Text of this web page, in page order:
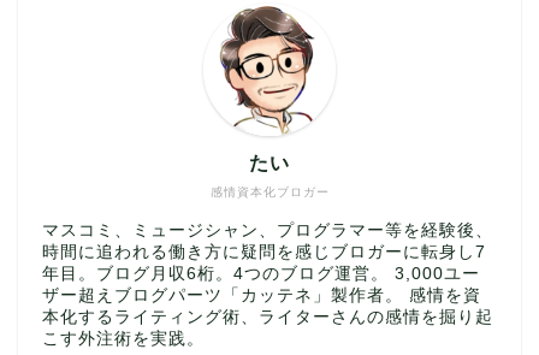
感情資本化ブロガー
たい
マスコミ、ミュージシャン、プログラマー等を経験後、
時間に追われる働き方に疑問を感じブロガーに転身し7
年目。ブログ月収6桁。4つのブログ運営。 3,000ユー
ザー超えブログパーツ「カッテネ」製作者。 感情を資
本化するライティング術、ライターさんの感情を掘り起
こす外注術を実践。